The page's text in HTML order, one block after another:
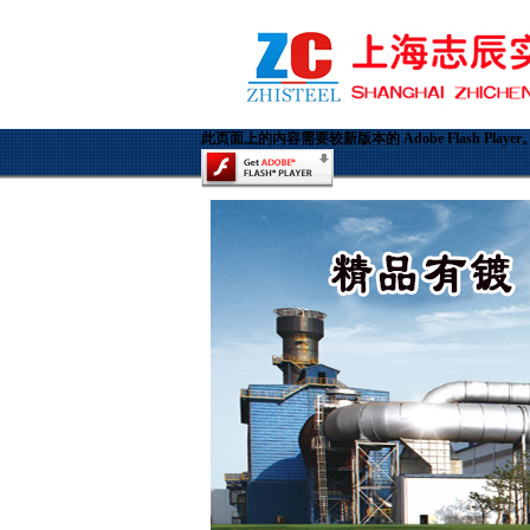
此页面上的内容需要较新版本的 Adobe Flash Player